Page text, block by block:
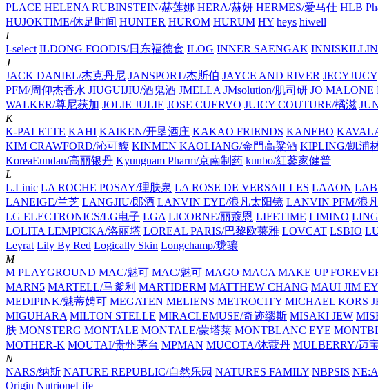
PLACE HELENA RUBINSTEIN/赫莲娜 HERA/赫妍 HERMES/爱马仕 HLB
HUJOKTIME/休足时间 HUNTER HUROM HURUM HY heys hiwell
I
I-select ILDONG FOODIS/日东福德食 ILOG INNER SAENGAK INNISKILLIN
J
JACK DANIEL/杰克丹尼 JANSPORT/杰斯伯 JAYCE AND RIVER JECYJUCY
PFM/周仰杰香水 JIUGUIJIU/酒鬼酒 JMELLA JMsolution/肌司研 JO MALONE
WALKER/尊尼获加 JOLIE JULIE JOSE CUERVO JUICY COUTURE/橘滋
K
K-PALETTE KAHI KAIKEN/开垦酒庄 KAKAO FRIENDS KANEBO
KIM CRAWFORD/沁可馥 KINMEN KAOLIANG/金門高粱酒 KIPLING/凯浦
KoreaEundan/高丽银丹 Kyungnam Pharm/京南制药 kunbo/紅蔘家健普
L
L.Linic LA ROCHE POSAY/理肤泉 LA ROSE DE VERSAILLES LAAON LAB
LANEIGE/兰芝 LANGJIU/郎酒 LANVIN EYE/浪凡太阳镜 LANVIN PFM/浪
LG ELECTRONICS/LG电子 LGA LICORNE/丽蔻恩 LIFETIME LIMINO
LOLITA LEMPICKA/洛丽塔 LOREAL PARIS/巴黎欧莱雅 LOVCAT LSBIO
Leyrat Lily By Red Logically Skin Longchamp/珑骧
M
M PLAYGROUND MAC/魅可 MAC/魅可 MAGO MACA MAKE UP
MARN5 MARTELL/马爹利 MARTIDERM MATTHEW CHANG MAUI JIM
MEDIPINK/魅蒂娉可 MEGATEN MELIENS METROCITY MICHAEL KORS
MIGUHARA MILTON STELLE MIRACLEMUSE/奇迹缪斯 MISAKI JEW
肤 MONSTERG MONTALE MONTALE/蒙塔莱 MONTBLANC EYE
MOTHER-K MOUTAI/贵州茅台 MPMAN MUCOTA/沐蔻丹 MULBERRY/迈
N
NARS/纳斯 NATURE REPUBLIC/自然乐园 NATURES FAMILY NBPSIS
Origin NutrioneLife